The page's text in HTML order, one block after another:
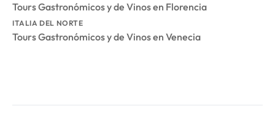
Tours Gastronómicos y de Vinos en Florencia
ITALIA DEL NORTE
Tours Gastronómicos y de Vinos en Venecia